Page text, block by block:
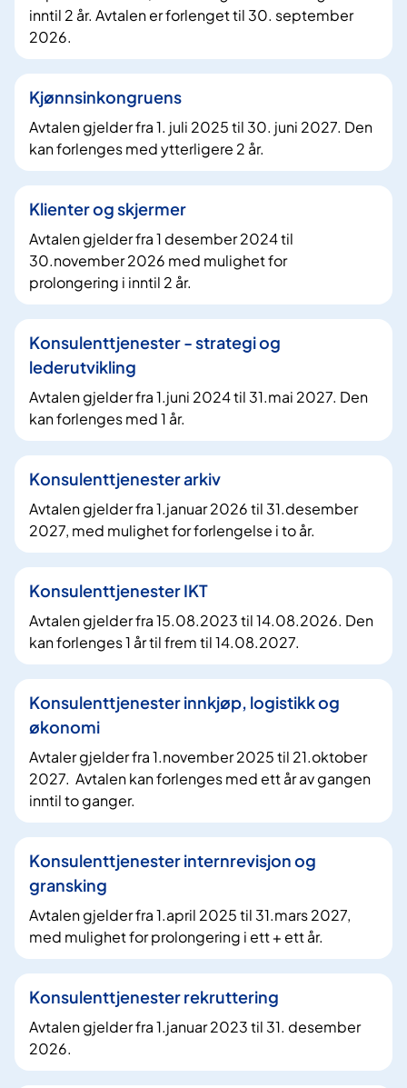
inntil 2 år. Avtalen er forlenget til 30. september
2026.
Kjønnsinkongruens
Avtalen gjelder fra 1. juli 2025 til 30. juni 2027. Den
kan forlenges med ytterligere 2 år.
Klienter og skjermer
Avtalen gjelder fra 1 desember 2024 til
30.november 2026 med mulighet for
prolongering i inntil 2 år.
Konsulenttjenester - strategi og
lederutvikling
Avtalen gjelder fra 1.juni 2024 til 31.mai 2027. Den
kan forlenges med 1 år.
Konsulenttjenester arkiv
Avtalen gjelder fra 1.januar 2026 til 31.desember
2027, med mulighet for forlengelse i to år.
Konsulenttjenester IKT
Avtalen gjelder fra 15.08.2023 til 14.08.2026. Den
kan forlenges 1 år til frem til 14.08.2027.
Konsulenttjenester innkjøp, logistikk og
økonomi
Avtaler gjelder fra 1.november 2025 til 21.oktober
2027. Avtalen kan forlenges med ett år av gangen
inntil to ganger.
Konsulenttjenester internrevisjon og
gransking
Avtalen gjelder fra 1.april 2025 til 31.mars 2027,
med mulighet for prolongering i ett + ett år.
Konsulenttjenester rekruttering
Avtalen gjelder fra 1.januar 2023 til 31. desember
2026.